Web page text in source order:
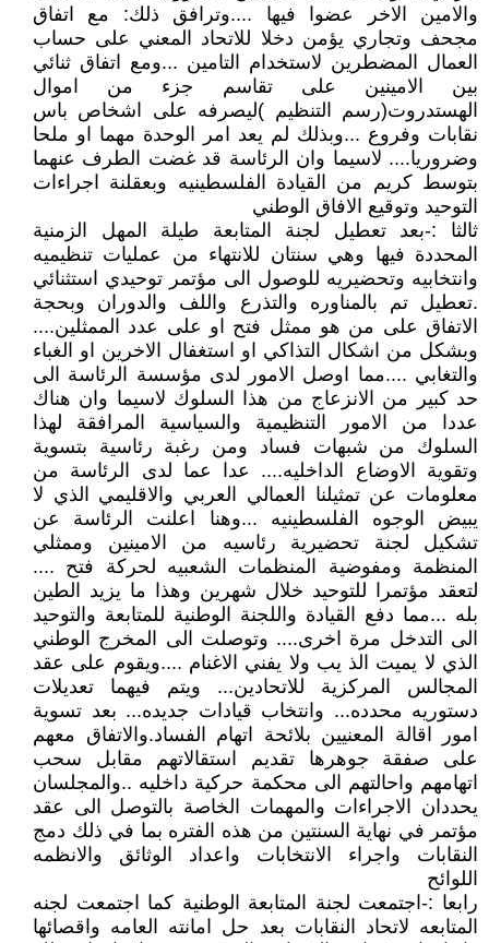
والامين الاخر عضوا فيها ....وترافق ذلك: مع اتفاق
مجحف وتجاري يؤمن دخلا للاتحاد المعني على حساب
العمال المضطرين لاستخدام التامين ...ومع اتفاق ثنائي
بين الامينين على تقاسم جزء من اموال
الهستدروت(رسم التنظيم )ليصرفه على اشخاص باس
نقابات وفروع ...وبذلك لم يعد امر الوحدة مهما او ملحا
وضروريا.... لاسيما وان الرئاسة قد غضت الطرف عنهما
بتوسط كريم من القيادة الفلسطينيه وبعقلنة اجراءات
التوحيد وتوقيع الافاق الوطني
ثالثا :-بعد تعطيل لجنة المتابعة طيلة المهل الزمنية
المحددة فيها وهي سنتان للانتهاء من عمليات تنظيميه
وانتخابيه وتحضيريه للوصول الى مؤتمر توحيدي استثنائي
.تعطيل تم بالمناوره والتذرع واللف والدوران وبحجة
الاتفاق على من هو ممثل فتح او على عدد الممثلين....
وبشكل من اشكال التذاكي او استغفال الاخرين او الغباء
والتغابي ....مما اوصل الامور لدى مؤسسة الرئاسة الى
حد كبير من الانزعاج من هذا السلوك لاسيما وان هناك
عددا من الامور التنظيمية والسياسية المرافقة لهذا
السلوك من شبهات فساد ومن رغبة رئاسية بتسوية
وتقوية الاوضاع الداخليه.... عدا عما لدى الرئاسة من
معلومات عن تمثيلنا العمالي العربي والاقليمي الذي لا
يبيض الوجوه الفلسطينيه ...وهنا اعلنت الرئاسة عن
تشكيل لجنة تحضيرية رئاسيه من الامينين وممثلي
المنظمة ومفوضية المنظمات الشعبيه لحركة فتح ....
لتعقد مؤتمرا للتوحيد خلال شهرين وهذا ما يزيد الطين
بله ...مما دفع القيادة واللجنة الوطنية للمتابعة والتوحيد
الى التدخل مرة اخرى.... وتوصلت الى المخرج الوطني
الذي لا يميت الذ يب ولا يفني الاغنام ....ويقوم على عقد
المجالس المركزية للاتحادين... ويتم فيهما تعديلات
دستوريه محدده... وانتخاب قيادات جديده... بعد تسوية
امور اقالة المعنيين بلائحة اتهام الفساد.والاتفاق معهم
على صفقة جوهرها تقديم استقالاتهم مقابل سحب
اتهامهم واحالتهم الى محكمة حركية داخليه ..والمجلسان
يحددان الاجراءات والمهمات الخاصة بالتوصل الى عقد
مؤتمر في نهاية السنتين من هذه الفتره بما في ذلك دمج
النقابات واجراء الانتخابات واعداد الوثائق والانظمه
اللوائح
رابعا :-اجتمعت لجنة المتابعة الوطنية كما اجتمعت لجنه
المتابعه لاتحاد النقابات بعد حل امانته العامه واقصائها